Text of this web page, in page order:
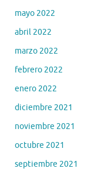
mayo 2022
abril 2022
marzo 2022
febrero 2022
enero 2022
diciembre 2021
noviembre 2021
octubre 2021
septiembre 2021